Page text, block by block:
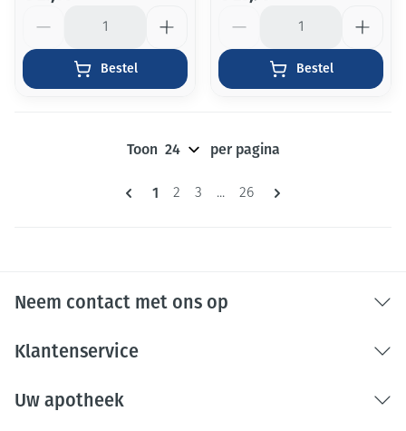
Bestel Bestel
Pagina's
U lees momenteel pagina
1 Pagina
2 Pagina
3 ... Pagina
26
Toon per pagina
Neem contact met ons op
Klantenservice
Uw apotheek